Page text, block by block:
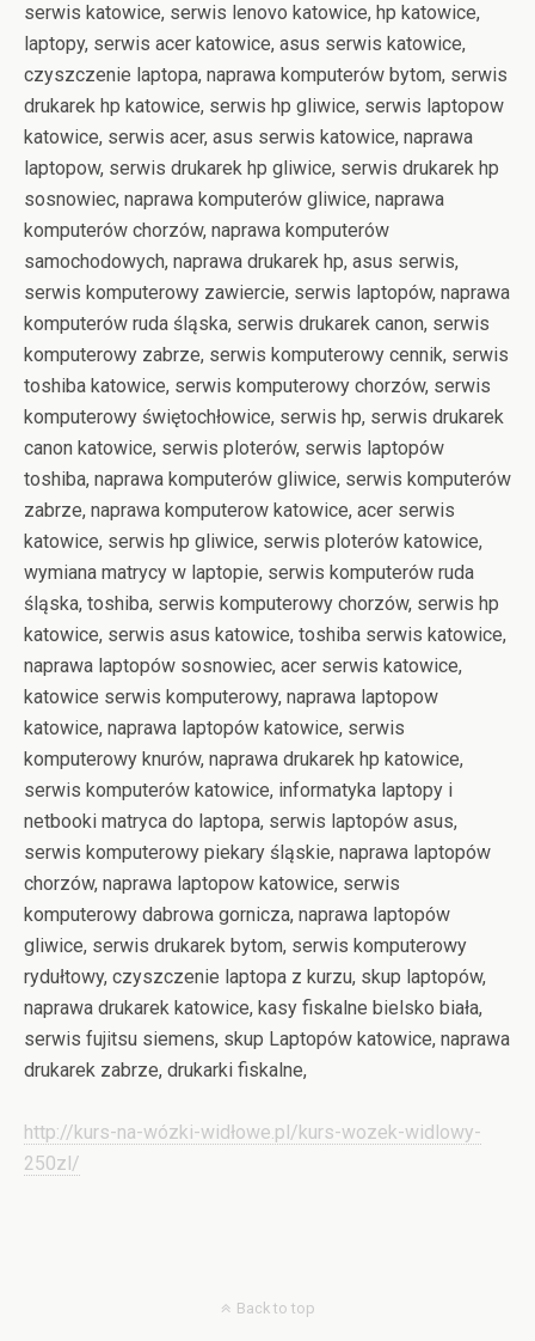
serwis katowice, serwis lenovo katowice, hp katowice,
laptopy, serwis acer katowice, asus serwis katowice,
czyszczenie laptopa, naprawa komputerów bytom, serwis
drukarek hp katowice, serwis hp gliwice, serwis laptopow
katowice, serwis acer, asus serwis katowice, naprawa
laptopow, serwis drukarek hp gliwice, serwis drukarek hp
sosnowiec, naprawa komputerów gliwice, naprawa
komputerów chorzów, naprawa komputerów
samochodowych, naprawa drukarek hp, asus serwis,
serwis komputerowy zawiercie, serwis laptopów, naprawa
komputerów ruda śląska, serwis drukarek canon, serwis
komputerowy zabrze, serwis komputerowy cennik, serwis
toshiba katowice, serwis komputerowy chorzów, serwis
komputerowy świętochłowice, serwis hp, serwis drukarek
canon katowice, serwis ploterów, serwis laptopów
toshiba, naprawa komputerów gliwice, serwis komputerów
zabrze, naprawa komputerow katowice, acer serwis
katowice, serwis hp gliwice, serwis ploterów katowice,
wymiana matrycy w laptopie, serwis komputerów ruda
śląska, toshiba, serwis komputerowy chorzów, serwis hp
katowice, serwis asus katowice, toshiba serwis katowice,
naprawa laptopów sosnowiec, acer serwis katowice,
katowice serwis komputerowy, naprawa laptopow
katowice, naprawa laptopów katowice, serwis
komputerowy knurów, naprawa drukarek hp katowice,
serwis komputerów katowice, informatyka laptopy i
netbooki matryca do laptopa, serwis laptopów asus,
serwis komputerowy piekary śląskie, naprawa laptopów
chorzów, naprawa laptopow katowice, serwis
komputerowy dabrowa gornicza, naprawa laptopów
gliwice, serwis drukarek bytom, serwis komputerowy
rydułtowy, czyszczenie laptopa z kurzu, skup laptopów,
naprawa drukarek katowice, kasy fiskalne bielsko biała,
serwis fujitsu siemens, skup Laptopów katowice, naprawa
drukarek zabrze, drukarki fiskalne,
http://kurs-na-wózki-widłowe.pl/kurs-wozek-widlowy-
250zl/
Back to top